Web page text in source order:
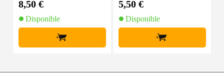
8,50 €
Disponible
+
ro (10 ud)
5,50 €
Disponible
+